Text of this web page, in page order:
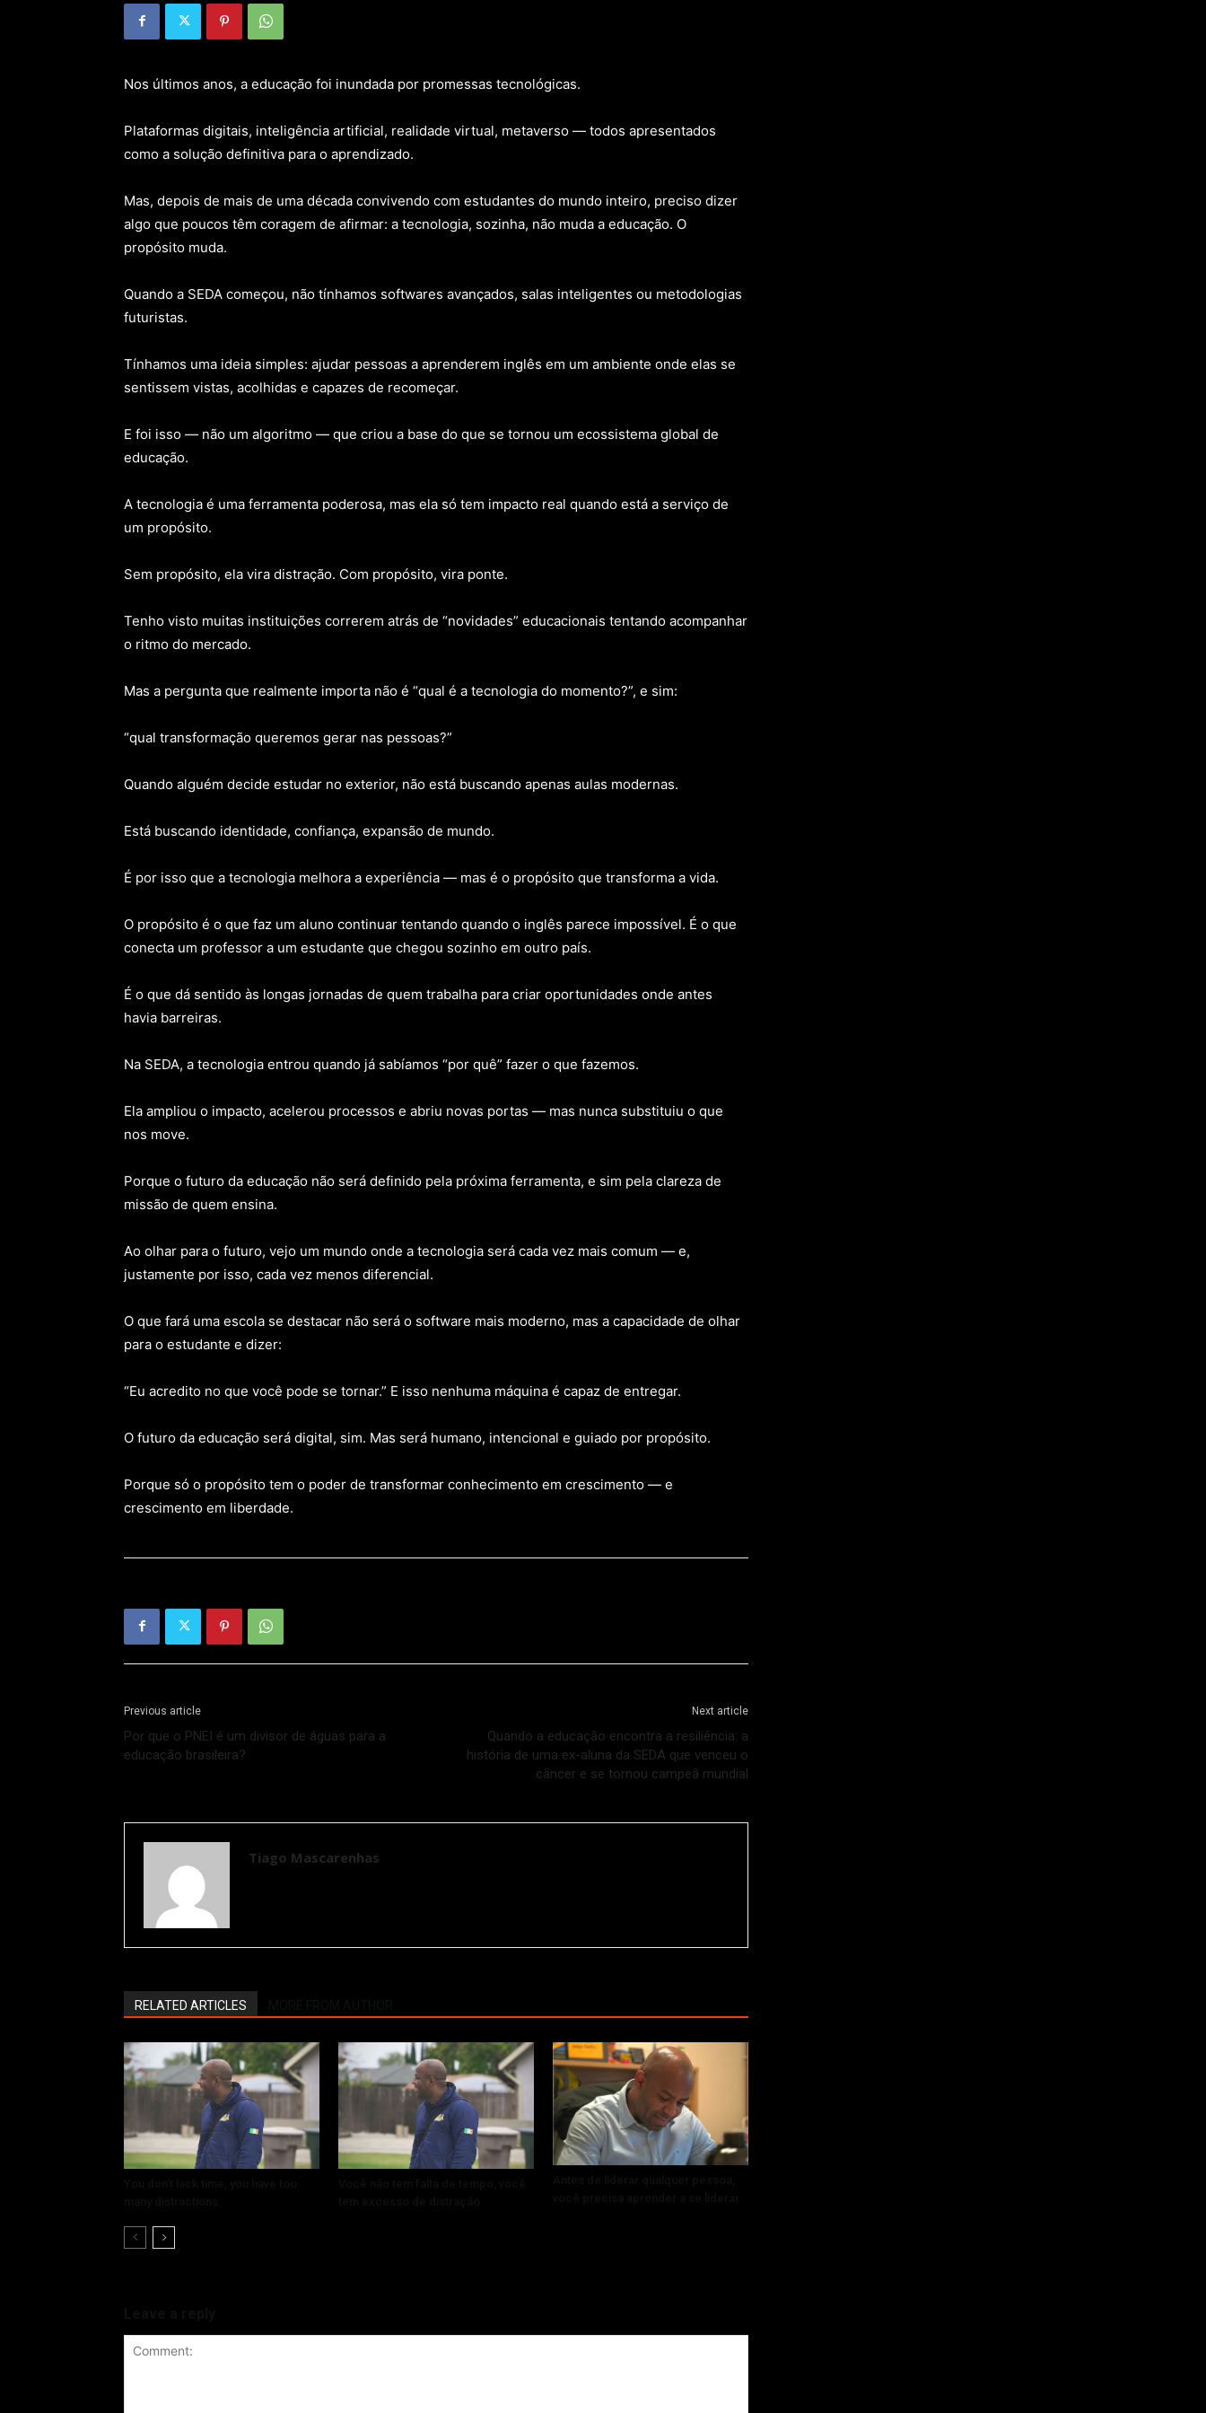
Nos últimos anos, a educação foi inundada por promessas tecnológicas.
Plataformas digitais, inteligência artificial, realidade virtual, metaverso — todos apresentados
como a solução definitiva para o aprendizado.
Mas, depois de mais de uma década convivendo com estudantes do mundo inteiro, preciso dizer
algo que poucos têm coragem de afirmar: a tecnologia, sozinha, não muda a educação. O
propósito muda.
Quando a SEDA começou, não tínhamos softwares avançados, salas inteligentes ou metodologias
futuristas.
Tínhamos uma ideia simples: ajudar pessoas a aprenderem inglês em um ambiente onde elas se
sentissem vistas, acolhidas e capazes de recomeçar.
E foi isso — não um algoritmo — que criou a base do que se tornou um ecossistema global de
educação.
A tecnologia é uma ferramenta poderosa, mas ela só tem impacto real quando está a serviço de
um propósito.
Sem propósito, ela vira distração. Com propósito, vira ponte.
Tenho visto muitas instituições correrem atrás de “novidades” educacionais tentando acompanhar
o ritmo do mercado.
Mas a pergunta que realmente importa não é “qual é a tecnologia do momento?”, e sim:
“qual transformação queremos gerar nas pessoas?”
Quando alguém decide estudar no exterior, não está buscando apenas aulas modernas.
Está buscando identidade, confiança, expansão de mundo.
É por isso que a tecnologia melhora a experiência — mas é o propósito que transforma a vida.
O propósito é o que faz um aluno continuar tentando quando o inglês parece impossível. É o que
conecta um professor a um estudante que chegou sozinho em outro país.
É o que dá sentido às longas jornadas de quem trabalha para criar oportunidades onde antes
havia barreiras.
Na SEDA, a tecnologia entrou quando já sabíamos “por quê” fazer o que fazemos.
Ela ampliou o impacto, acelerou processos e abriu novas portas — mas nunca substituiu o que
nos move.
Porque o futuro da educação não será definido pela próxima ferramenta, e sim pela clareza de
missão de quem ensina.
Ao olhar para o futuro, vejo um mundo onde a tecnologia será cada vez mais comum — e,
justamente por isso, cada vez menos diferencial.
O que fará uma escola se destacar não será o software mais moderno, mas a capacidade de olhar
para o estudante e dizer:
“Eu acredito no que você pode se tornar.” E isso nenhuma máquina é capaz de entregar.
O futuro da educação será digital, sim. Mas será humano, intencional e guiado por propósito.
Porque só o propósito tem o poder de transformar conhecimento em crescimento — e
crescimento em liberdade.
Previous article
Por que o PNEI é um divisor de águas para a
educação brasileira?
Next article
Quando a educação encontra a resiliência: a
história de uma ex-aluna da SEDA que venceu o
câncer e se tornou campeã mundial
Tiago Mascarenhas
RELATED ARTICLES